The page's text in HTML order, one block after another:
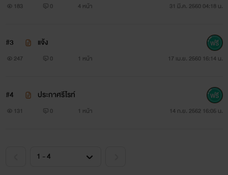
183 0 4 หน้า 31 มี.ค. 2560 04:18 น.
#3 แจ้ง
247 0 1 หน้า 17 เม.ย. 2560 16:14 น.
#4 ประกาศรีไรท์
131 0 1 หน้า 14 ก.ย. 2562 16:05 น.